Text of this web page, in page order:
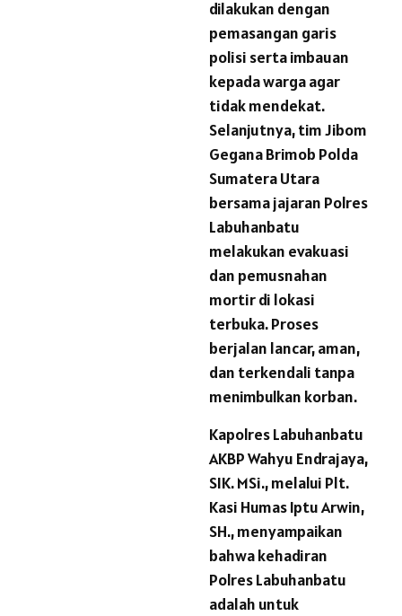
dilakukan dengan
pemasangan garis
polisi serta imbauan
kepada warga agar
tidak mendekat.
Selanjutnya, tim Jibom
Gegana Brimob Polda
Sumatera Utara
bersama jajaran Polres
Labuhanbatu
melakukan evakuasi
dan pemusnahan
mortir di lokasi
terbuka. Proses
berjalan lancar, aman,
dan terkendali tanpa
menimbulkan korban.
Kapolres Labuhanbatu
AKBP Wahyu Endrajaya,
SIK. MSi., melalui Plt.
Kasi Humas Iptu Arwin,
SH., menyampaikan
bahwa kehadiran
Polres Labuhanbatu
adalah untuk